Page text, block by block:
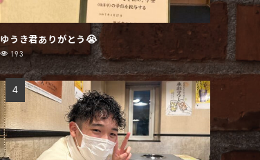
ゆうき君ありがとう😭
193